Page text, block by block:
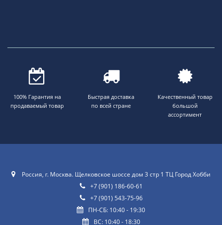
100% Гарантия на
продаваемый товар
Быстрая доставка
по всей стране
Качественный товар
большой
ассортимент
Россия, г. Москва. Щелковское шоссе дом 3 стр 1 ТЦ Город Хобби
+7 (901) 186-60-61
+7 (901) 543-75-96
ПН-СБ: 10:40 - 19:30
ВС: 10:40 - 18:30